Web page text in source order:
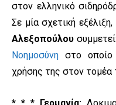
στον ελληνικό
Σε μία σχετική εξέλιξη,
Αλεξοπούλου
Νοημοσύνη στο οποίο
χρήσης της στον